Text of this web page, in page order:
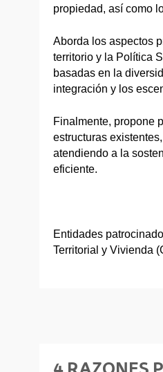
propiedad, así como
Aborda los aspectos
territorio y la Política
basadas en la
integración y los
Finalmente, propone
estructuras
atendiendo a la
eficiente.
Entidades
Territorial y Vivienda